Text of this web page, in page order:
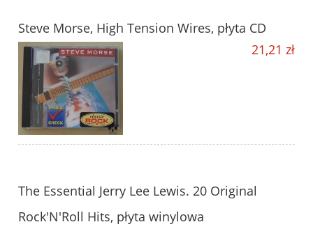
Steve Morse, High Tension Wires, płyta CD
21,21 zł
The Essential Jerry Lee Lewis. 20 Original
Rock'N'Roll Hits, płyta winylowa